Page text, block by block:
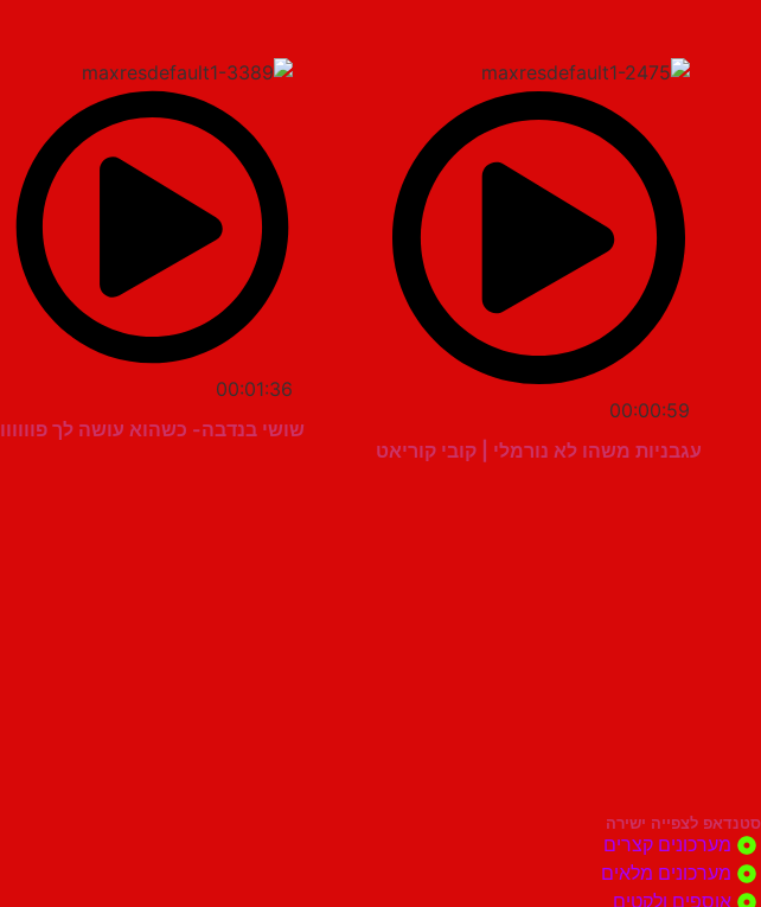
00:00:59
עגבניות משהו לא נורמלי | קובי קוריאט
00:01:36
שושי בנדבה- כשהוא עושה לך פוווווו
סטנדאפ לצפייה ישירה
מערכונים קצרים
מערכונים מלאים
אוספים ולקטים